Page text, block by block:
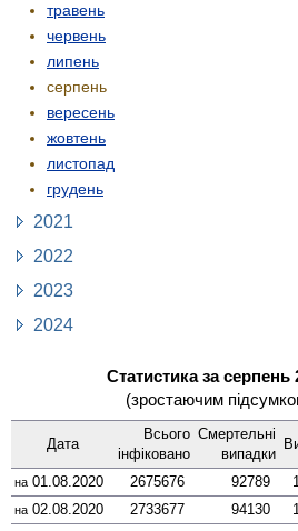
травень
червень
липень
серпень
вересень
жовтень
листопад
грудень
2021
2022
2023
2024
Статистика за серпень
(зростаючим
Дата
Всього
інфі­ковано
Смер­тельні
випадки
на 01.08.2020 2675676 92789
на 02.08.2020 2733677 94130